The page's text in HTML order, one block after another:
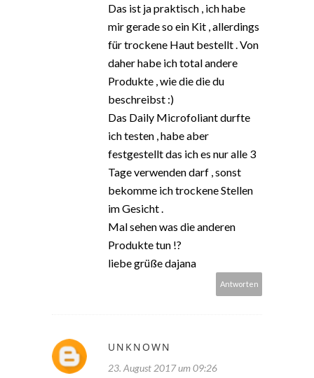
Das ist ja praktisch , ich habe
mir gerade so ein Kit , allerdings
für trockene Haut bestellt . Von
daher habe ich total andere
Produkte , wie die die du
beschreibst :)
Das Daily Microfoliant durfte
ich testen , habe aber
festgestellt das ich es nur alle 3
Tage verwenden darf , sonst
bekomme ich trockene Stellen
im Gesicht .
Mal sehen was die anderen
Produkte tun !?
liebe grüße dajana
Antworten
UNKNOWN
23. August 2017 um 09:26